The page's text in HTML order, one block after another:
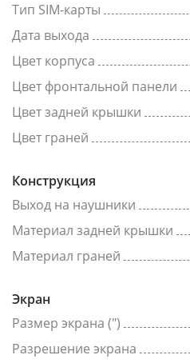
Тип SIM-карты
Дата выхода
Цвет корпуса
Цвет фронтальной панели
Цвет задней крышки
Цвет граней
Конструкция
Выход на наушники
Материал задней крышки
Материал граней
Экран
Размер экрана (")
Разрешение экрана